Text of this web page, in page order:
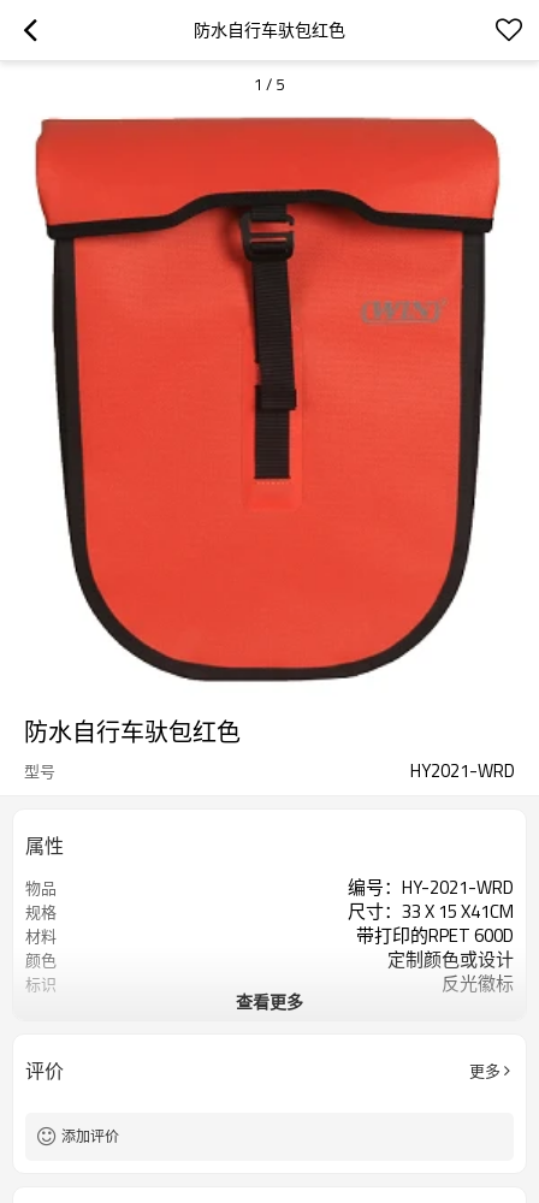
防水自行车驮包红色
1 / 5
防水自行车驮包红色
型号 HY2021-WRD
属性
物品 编号：HY-2021-WRD
规格 尺寸：33 X 15 X41CM
材料 带打印的RPET 600D
颜色 定制颜色或设计
标识 反光徽标
查看更多
评价 更多
添加评价